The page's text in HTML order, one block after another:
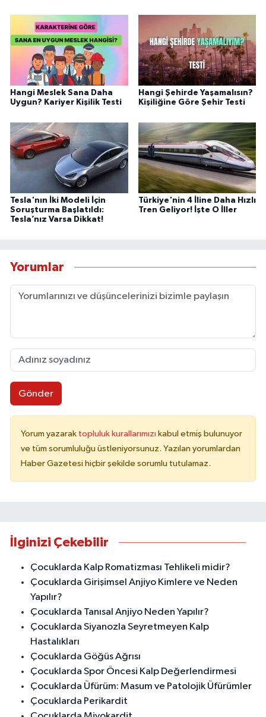
Hangi Meslek Sana Daha
Uygun? Kariyer Kişilik Testi
Hangi Şehirde Yaşamalısın?
Kişiliğine Göre Şehir Testi
Tesla'nın İki Modeli İçin
Soruşturma Başlatıldı:
Tesla’nız Varsa Dikkat!
Türkiye'nin 4 İline Daha Hızlı
Tren Geliyor! İşte O İller
Yorumlar
Gönder
Yorum yazarak topluluk kurallarımızı kabul etmiş bulunuyor
ve tüm sorumluluğu üstleniyorsunuz. Yazılan yorumlardan
Haber Gazetesi hiçbir şekilde sorumlu tutulamaz.
İlginizi Çekebilir
Çocuklarda Kalp Romatizması Tehlikeli midir?
Çocuklarda Girişimsel Anjiyo Kimlere ve Neden
Yapılır?
Çocuklarda Tanısal Anjiyo Neden Yapılır?
Çocuklarda Siyanozla Seyretmeyen Kalp
Hastalıkları
Çocuklarda Göğüs Ağrısı
Çocuklarda Spor Öncesi Kalp Değerlendirmesi
Çocuklarda Üfürüm: Masum ve Patolojik Üfürümler
Çocuklarda Perikardit